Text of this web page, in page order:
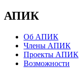
АПИК
Об АПИК
Члены АПИК
Проекты АПИК
Возможности